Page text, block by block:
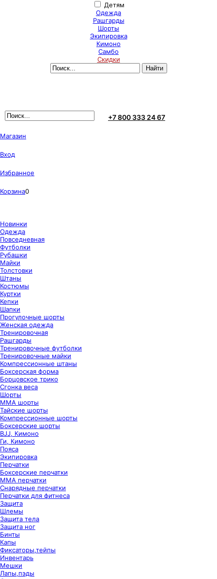
Детям
Одежда
Рашгарды
Шорты
Экипировка
Кимоно
Самбо
Скидки
+7 800 333 24 67
Магазин
Вход
Избранное
Корзина0
Новинки
Одежда
Повседневная
Футболки
Рубашки
Майки
Толстовки
Штаны
Костюмы
Куртки
Кепки
Шапки
Прогулочные шорты
Женская одежда
Тренировочная
Рашгарды
Тренировочные футболки
Тренировочные майки
Компрессионные штаны
Боксерская форма
Борцовское трико
Сгонка веса
Шорты
ММА шорты
Тайские шорты
Компрессионные шорты
Боксерские шорты
BJJ, Кимоно
Ги, Кимоно
Пояса
Экипировка
Перчатки
Боксерские перчатки
ММА перчатки
Снарядные перчатки
Перчатки для фитнеса
Защита
Шлемы
Защита тела
Защита ног
Бинты
Капы
Фиксаторы,тейпы
Инвентарь
Мешки
Лапы,пэды